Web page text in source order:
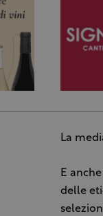
La
E
delle